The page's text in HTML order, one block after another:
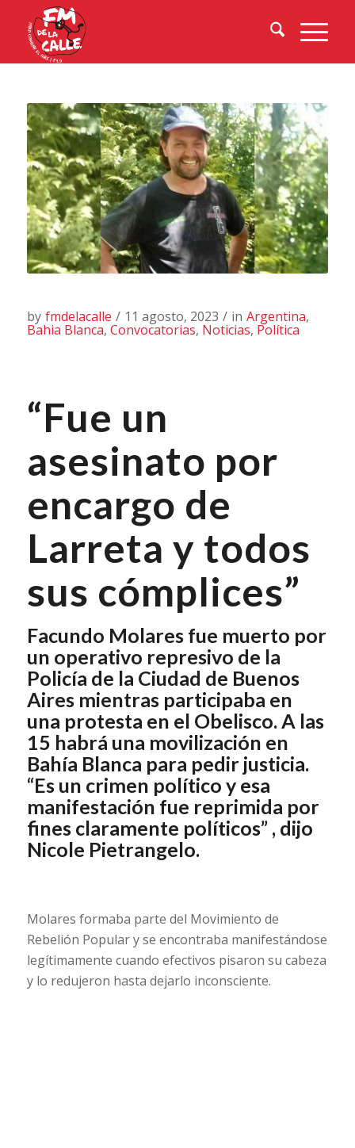
by fmdelacalle / 11 agosto, 2023 / in Argentina,
Bahia Blanca, Convocatorias, Noticias, Política
“Fue un
asesinato por
encargo de
Larreta y todos
sus cómplices”
Facundo Molares fue muerto por
un operativo represivo de la
Policía de la Ciudad de Buenos
Aires mientras participaba en
una protesta en el Obelisco. A las
15 habrá una movilización en
Bahía Blanca para pedir justicia.
“Es un crimen político y esa
manifestación fue reprimida por
fines claramente políticos” , dijo
Nicole Pietrangelo.
Molares formaba parte del Movimiento de
Rebelión Popular y se encontraba manifestándose
legítimamente cuando efectivos pisaron su cabeza
y lo redujeron hasta dejarlo inconsciente.